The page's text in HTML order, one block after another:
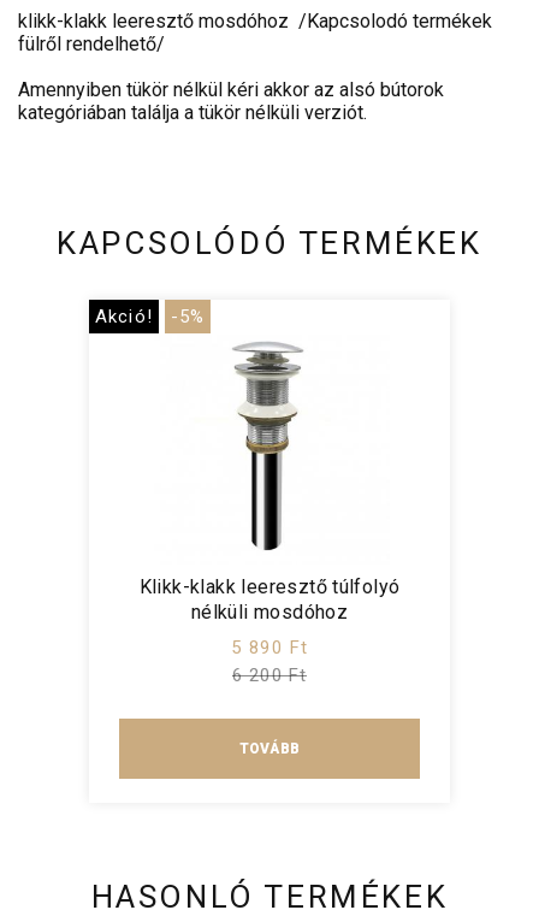
klikk-klakk leeresztő mosdóhoz /Kapcsolodó termékek
fülről rendelhető/
Amennyiben tükör nélkül kéri akkor az alsó bútorok
kategóriában találja a tükör nélküli verziót.
KAPCSOLÓDÓ TERMÉKEK
Akció! -5%
Klikk-klakk leeresztő túlfolyó
nélküli mosdóhoz
5 890 Ft
6 200 Ft
TOVÁBB
HASONLÓ TERMÉKEK